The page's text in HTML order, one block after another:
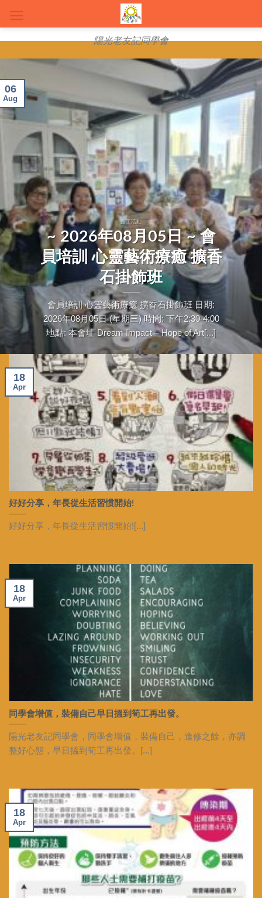
content
陽光老友記同學會
義工活動
~ 2026年08月05日 ~ 會
員培訓 心靈藝術療癒 擴香
石掛飾班
會員培訓 心靈藝術療癒 擴香石掛飾班 日期:
2026年08月05日 (星期三) 時間: 下午2:30-4:00
地點: 本會址 Dream Impact – Hope of Art[...]
06
Aug
好好分享，年長從生活習惯開始!
好好分享，年長從生活習惯開始![...]
18
Apr
同學會增值，裝備自己早日搵到筍工再出發。
陽光老友記同學會，同學會增值，裝備自己，進修之餘，亦調
整好心態，早日搵到筍工再出發。[...]
18
Apr
18
Apr